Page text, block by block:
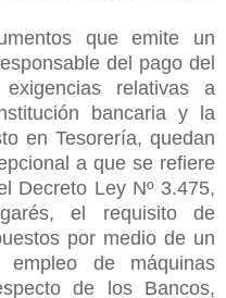
que emite un
del pago del
relativas a
bancaria y la
en Tesorería, quedan
a que se refiere
Decreto Ley Nº 3.475,
el requisito de
por medio de un
de máquinas
de los Bancos,